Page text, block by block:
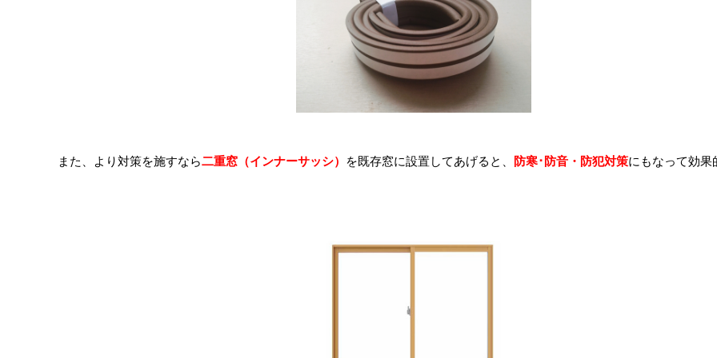
また、より対策を施すなら二重窓（インナーサッシ） を既存窓に設置してあげると、 防寒･防音・防犯対策にもなって効果